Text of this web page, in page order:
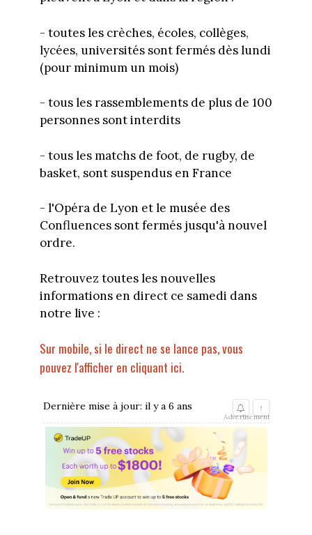
- toutes les crèches, écoles, collèges,
lycées, universités sont fermés dès lundi
(pour minimum un mois)
- tous les rassemblements de plus de 100
personnes sont interdits
- tous les matchs de foot, de rugby, de
basket, sont suspendus en France
- l'Opéra de Lyon et le musée des
Confluences sont fermés jusqu'à nouvel
ordre.
Retrouvez toutes les nouvelles
informations en direct ce samedi dans
notre live :
Sur mobile, si le direct ne se lance pas, vous
pouvez l'afficher en cliquant ici.
Dernière mise à jour: il y a 6 ans ↑
Advertisement